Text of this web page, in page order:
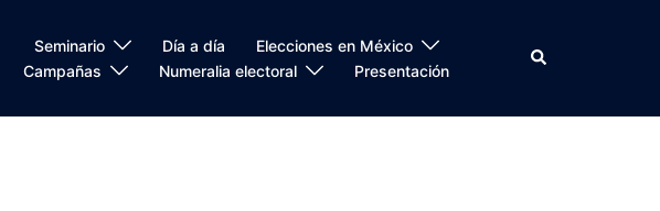
Seminario Día a día
Elecciones en México
Campañas
Numeralia electoral Presentación
Search